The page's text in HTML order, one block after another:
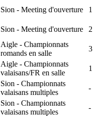
Sion - Meeting d'ouverture 1
Sion - Meeting d'ouverture 2
Aigle - Championnats
romands en salle
3
Aigle - Championnats
valaisans/FR en salle
1
Sion - Championnats
valaisans multiples
-
Sion - Championnats
valaisans multiples
-